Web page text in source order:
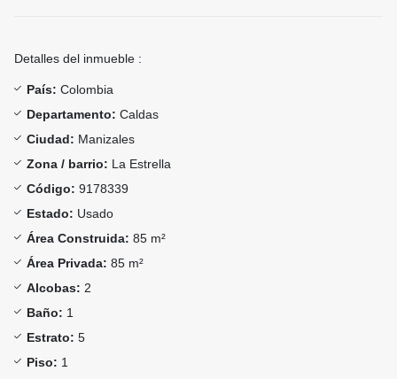
Detalles del inmueble :
País: Colombia
Departamento: Caldas
Ciudad: Manizales
Zona / barrio: La Estrella
Código: 9178339
Estado: Usado
Área Construida: 85 m²
Área Privada: 85 m²
Alcobas: 2
Baño: 1
Estrato: 5
Piso: 1